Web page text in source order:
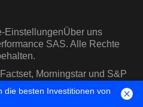
EinstellungenÜber uns
SAS. Alle Rechte
Morningstar und S&P
Verfügung gestellt
die besten Investitionen von